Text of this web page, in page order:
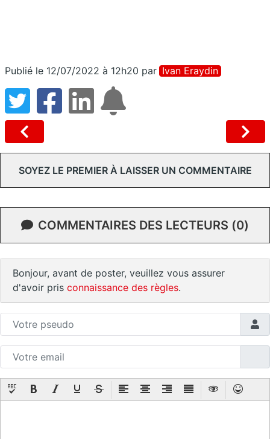
Publié le 12/07/2022 à 12h20 par Ivan Eraydin
SOYEZ LE PREMIER À LAISSER UN COMMENTAIRE
COMMENTAIRES DES LECTEURS (0)
Bonjour, avant de poster, veuillez vous assurer
d'avoir pris connaissance des règles.